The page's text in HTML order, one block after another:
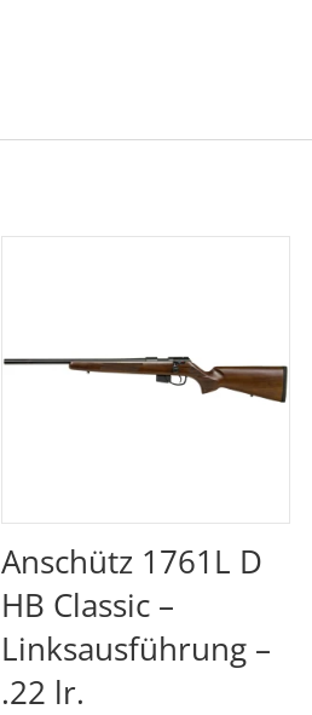
Anschütz 1761L D
HB Classic –
Linksausführung –
.22 lr.